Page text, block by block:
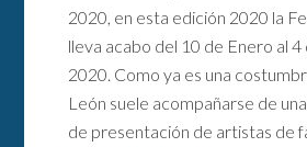
2020, en esta edición 2020 la
lleva acabo del 10 de Enero al
2020. Como ya es una
León suele acompañarse de
de presentación de artistas de